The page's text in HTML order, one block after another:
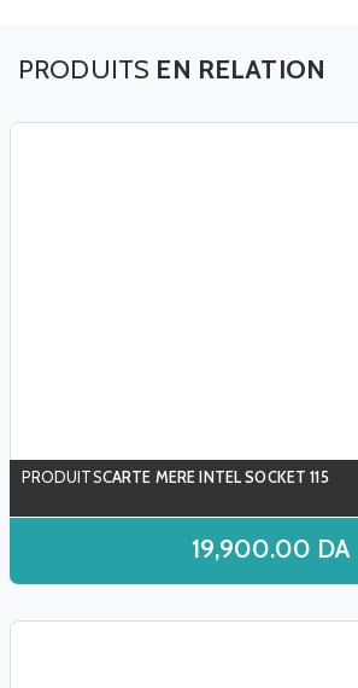
EN RELATION
CARTE MERE INTEL SOCKET 115
19,900.00 DA